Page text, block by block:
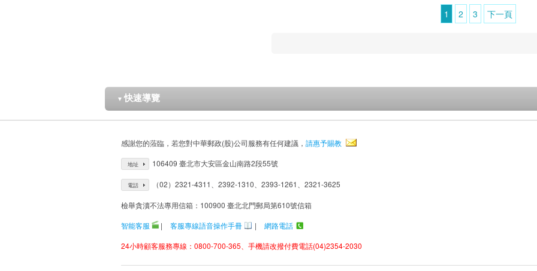
1 2 3 下一頁
▼ 快速導覽
感謝您的蒞臨，若您對中華郵政(股)公司服務有任何建議， 請惠予賜教
地址 106409 臺北市大安區金山南路2段55號
電話 （02）2321-4311、2392-1310、2393-1261、2321-3625
檢舉貪瀆不法專用信箱：100900 臺北北門郵局第610號信箱
智能客服
| 客服專線語音操作手冊 |
網路電話
24小時顧客服務專線：0800-700-365、手機請改撥付費電話(04)2354-2030